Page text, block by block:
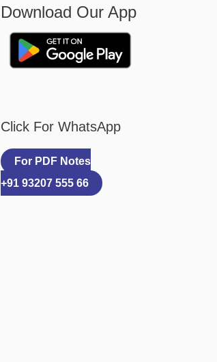
Download Our App
Click For WhatsApp
For PDF Notes
+91 93207 555 66